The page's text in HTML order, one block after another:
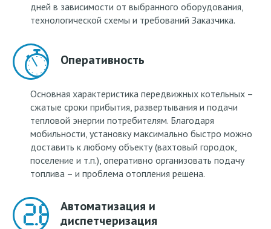
дней в зависимости от выбранного оборудования,
технологической схемы и требований Заказчика.
Оперативность
Основная характеристика передвижных котельных –
сжатые сроки прибытия, развертывания и подачи
тепловой энергии потребителям. Благодаря
мобильности, установку максимально быстро можно
доставить к любому объекту (вахтовый городок,
поселение и т.п.), оперативно организовать подачу
топлива – и проблема отопления решена.
Автоматизация и
диспетчеризация